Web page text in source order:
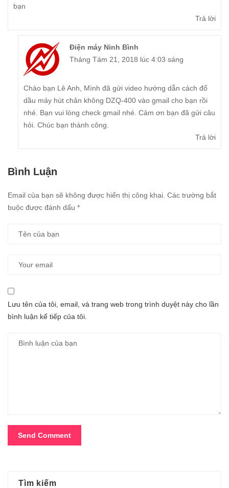
bạn
Trả lời
Điện máy Ninh Bình
Tháng Tám 21, 2018 lúc 4:03 sáng
Chào bạn Lê Anh, Mình đã gửi video hướng dẫn cách đổ
dầu máy hút chân không DZQ-400 vào gmail cho bạn rồi
nhé. Bạn vui lòng check gmail nhé. Cảm ơn bạn đã gửi câu
hỏi. Chúc bạn thành công.
Trả lời
Bình Luận
Email của bạn sẽ không được hiển thị công khai. Các trường bắt
buộc được đánh dấu *
Lưu tên của tôi, email, và trang web trong trình duyệt này cho lần
bình luận kế tiếp của tôi.
Tìm kiếm